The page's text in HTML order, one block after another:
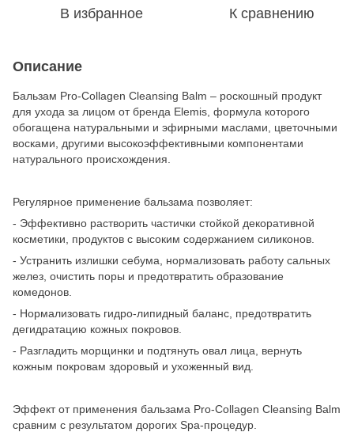
В избранное К сравнению
Описание
Бальзам Pro-Collagen Cleansing Balm – роскошный продукт
для ухода за лицом от бренда Elemis, формула которого
обогащена натуральными и эфирными маслами, цветочными
восками, другими высокоэффективными компонентами
натурального происхождения.
Регулярное применение бальзама позволяет:
- Эффективно растворить частички стойкой декоративной
косметики, продуктов с высоким содержанием силиконов.
- Устранить излишки себума, нормализовать работу сальных
желез, очистить поры и предотвратить образование
комедонов.
- Нормализовать гидро-липидный баланс, предотвратить
дегидратацию кожных покровов.
- Разгладить морщинки и подтянуть овал лица, вернуть
кожным покровам здоровый и ухоженный вид.
Эффект от применения бальзама Pro-Collagen Cleansing Balm
сравним с результатом дорогих Spa-процедур.